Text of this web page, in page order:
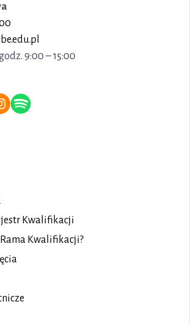
9:00 – 15:00
LinkedIn IBE PIB
X IBE PIB
do Facebook IBE PIB
Link do Instagram IBE PIB
Link do Spotify IBE PIB
LinkedIn ZSK
ZSK
do YouTube ZSK
Kwalifikacji
Kwalifikacji?